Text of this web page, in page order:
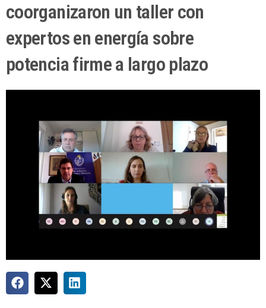
coorganizaron un taller con
expertos en energía sobre
potencia firme a largo plazo